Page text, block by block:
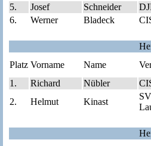
5.
Josef Schneider
6.
Werner Bladeck
Platz Vorname Name
1.
Richard Nübler
2.
Helmut Kinast